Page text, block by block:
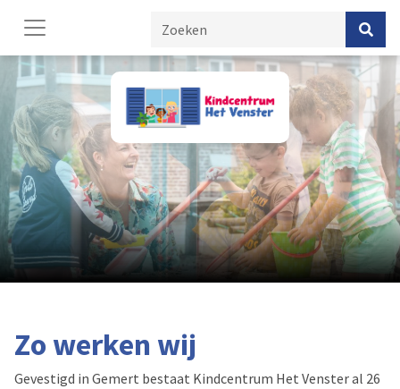
Zo werken wij
Gevestigd in Gemert bestaat Kindcentrum Het Venster al 26